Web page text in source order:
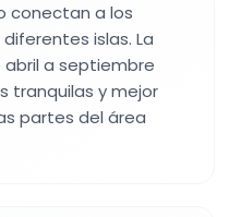
conectan a los
islas. La
a septiembre
tranquilas y mejor
partes del área